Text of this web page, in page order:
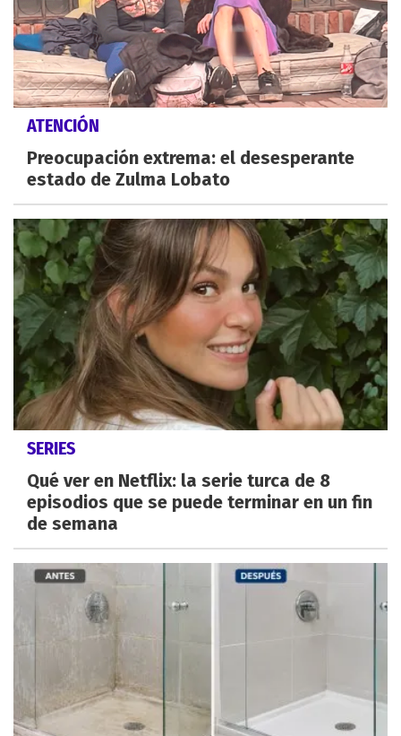
ATENCIÓN
Preocupación extrema: el desesperante
estado de Zulma Lobato
SERIES
Qué ver en Netflix: la serie turca de 8
episodios que se puede terminar en un fin
de semana